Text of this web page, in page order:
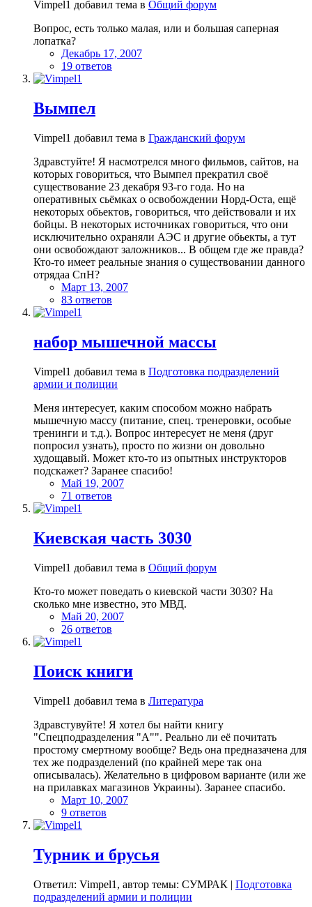
Vimpel1 добавил тема в Общий форум
Вопрос, есть только малая, или и большая саперная
лопатка?
Декабрь 17, 2007
19 ответов
Вымпел
Vimpel1 добавил тема в Гражданский форум
Здравстуйте! Я насмотрелся много фильмов, сайтов, на
которых говориться, что Вымпел прекратил своё
существование 23 декабря 93-го года. Но на
оперативных сьёмках о освобождении Норд-Оста, ещё
некоторых обьектов, говориться, что действовали и их
бойцы. В некоторых источниках говориться, что они
исключительно охраняли АЭС и другие обьекты, а тут
они освобождают заложников... В общем где же правда?
Кто-то имеет реальные знания о существовании данного
отрядаа СпН?
Март 13, 2007
83 ответов
набор мышечной массы
Vimpel1 добавил тема в Подготовка подразделений
армии и полиции
Меня интересует, каким способом можно набрать
мышечную массу (питание, спец. тренеровки, особые
тренинги и т.д.). Вопрос интересует не меня (друг
попросил узнать), просто по жизни он довольно
худощавый. Может кто-то из опытных инструкторов
подскажет? Заранее спасибо!
Май 19, 2007
71 ответов
Киевская часть 3030
Vimpel1 добавил тема в Общий форум
Кто-то может поведать о киевской части 3030? На
сколько мне известно, это МВД.
Май 20, 2007
26 ответов
Поиск книги
Vimpel1 добавил тема в Литература
Здравстувуйте! Я хотел бы найти книгу
"Спецподразделения "А"". Реально ли её почитать
простому смертному вообще? Ведь она предназачена для
тех же подразделений (по крайней мере так она
описывалась). Желательно в цифровом варианте (или же
на прилавках магазинов Украины). Заранее спасибо.
Март 10, 2007
9 ответов
Турник и брусья
Ответил: Vimpel1, автор темы: СУМРАК | Подготовка
подразделений армии и полиции